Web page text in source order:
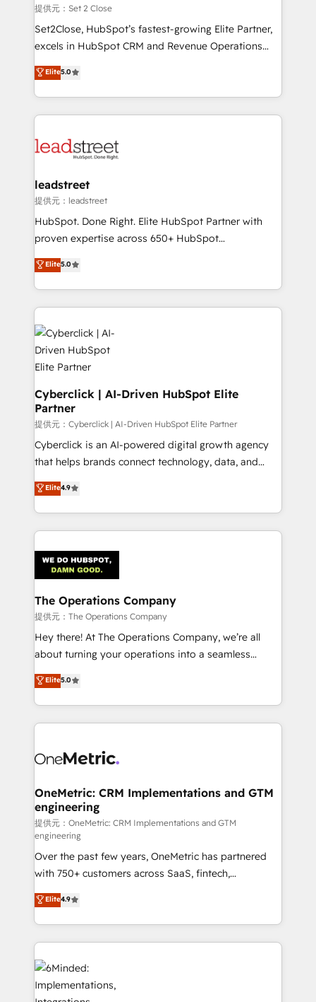
growth. Our expertise spans RevOps, CRM and data
architecture, AI enablement, and strategic marketing,
delivered through our proprietary FLAIR framework
Partner and ISO 27001:2022 certified consultancy,
we blend strategy, creativity, and technology to help
提供元：Set 2 Close
Set2Close, HubSpot’s fastest-growing Elite Partner,
excels in HubSpot CRM and Revenue Operations
(RevOps) services to boost B2B sales and growth.
As a top HubSpot Elite Partner, we specialize in
custom HubSpot CRM solutions. Our experts design,
implement, and optimize systems to enhance user
marketing, and service teams. From setup to
management, and speed up deal closures. With 500+
projects completed, our Agile approach ensures your
HubSpot CRM drives measurable results. Our
RevOps services align your sales, marketing, and
optimize the revenue lifecycle—lead generation to
retention—by refining processes and eliminating
maximize profitability and adapt to your goals.
Elite5.0
leadstreet
提供元：leadstreet
HubSpot. Done Right. Elite HubSpot Partner with
proven expertise across 650+ HubSpot
implementations. With 12+ years of HubSpot
experience, we help you use the HubSpot platform
to its fullest capacity, improve your current HubSpot
website, or build your new one.
Elite5.0
Cyberclick | AI-Driven HubSpot Elite
Partner
提供元：Cyberclick | AI-Driven HubSpot Elite Partner
Cyberclick is an AI-powered digital growth agency
that helps brands connect technology, data, and
creativity to achieve measurable results. Founded in
Barcelona and operating across Spain, LATAM, and
the UK, we support global companies in building
smarter marketing, sales, and customer success
Iberia (Spain & Portugal), we combine human insight
with intelligent automation to drive sustainable
growth. Our multidisciplinary team designs solutions
that simplify complexity, boost performance, and
turn innovation into real impact. 🌍 Highlights •
HubSpot Partner since 2012 • 2022 EMEA Impact
projects • Clients in 30+ industries • Proprietary
technology for integrations • Multilingual team:
Elite4.9
The Operations Company
提供元：The Operations Company
Hey there! At The Operations Company, we’re all
about turning your operations into a seamless
experience that powers real results. We specialize in
transforming complex systems into efficient,
scalable solutions that work across your entire
organization. We’re a unique blend of deep HubSpot
operational know-how. We know that no two
solutions. Instead, we dive in to understand your
needs, goals, and challenges to deliver solutions that
fit like a glove. We’re committed to being both
highly effective and fun to work with. We believe in
efficient processes, as well as building great
relationships. Your success is our success, and we’re
all in this together! From startup to enterprise, we’ll
make sure your HubSpot setup becomes a
powerhouse of productivity, so you can focus on
what matters most: growing your business and
wowing your customers. Let’s make HubSpot work
Elite5.0
OneMetric: CRM Implementations and GTM
engineering
提供元：OneMetric: CRM Implementations and GTM
engineering
Over the past few years, OneMetric has partnered
with 750+ customers across SaaS, fintech,
healthcare, real estate, and other industries. With
150+ HubSpot-certified experts, we deliver scalable
solutions to complex GTM and RevOps challenges.
Our Expertise 🔹 Onboarding & Implementation:
Accredited HubSpot Partner, ensuring smooth setup
tailored to your GTM motion. 🔹 Migrations: Move
from other CRMs to HubSpot without data loss or
Elite4.9